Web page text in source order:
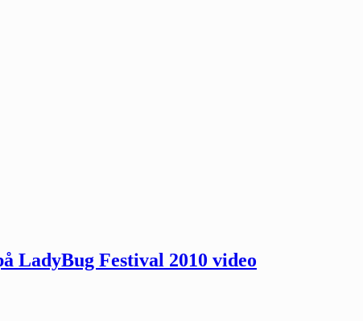
LadyBug Festival 2010 video